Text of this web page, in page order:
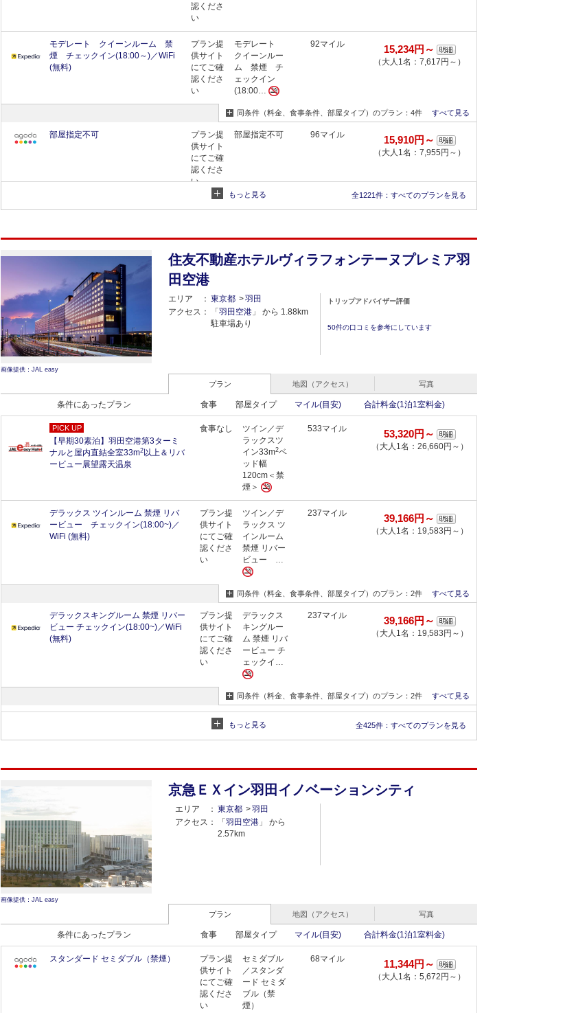
認くださ
い
モデレート クイーンルーム 禁
煙 チェックイン(18:00～)／WiFi
(無料)
プラン提
供サイト
にてご確
認くださ
い
モデレート
クイーンルー
ム 禁煙 チ
ェックイン
(18:00…
92マイル 15,234円～
（大人1名：7,617円～）
同条件（料金、食事条件、部屋タイプ）のプラン：4件 すべて見る
部屋指定不可
プラン提
供サイト
にてご確
認くださ
い
部屋指定不可 96マイル 15,910円～
（大人1名：7,955円～）
もっと見る 全1221件： すべてのプランを見る
住友不動産ホテルヴィラフォンテーヌプレミア羽
田空港
エリア 東京都
羽田
アクセス
「 羽田空港 」 から 1.88km
駐車場あり
トリップアドバイザー評価
50件の口コミを参考にしています
画像提供：JAL easy
プラン 地図（アクセス） 写真
条件にあったプラン 食事 部屋タイプ マイル(目安) 合計料金(1泊1室料金)
PICK UP
【早期30素泊】羽田空港第3ターミ
ナルと屋内直結全室33m2 以上＆リバ
ービュー展望露天温泉
食事なし
ツイン／デ
ラックスツ
イン33m2ベ
ッド幅
120cm＜禁
煙＞
533マイル 53,320円～
（大人1名：26,660円～）
デラックス ツインルーム 禁煙 リバ
ービュー チェックイン(18:00~)／
WiFi (無料)
プラン提
供サイト
にてご確
認くださ
い
ツイン／デ
ラックス ツ
インルーム
禁煙 リバー
ビュー …
237マイル 39,166円～
（大人1名：19,583円～）
同条件（料金、食事条件、部屋タイプ）のプラン：2件 すべて見る
デラックスキングルーム 禁煙 リバー
ビュー チェックイン(18:00~)／WiFi
(無料)
プラン提
供サイト
にてご確
認くださ
い
デラックス
キングルー
ム 禁煙 リバ
ービュー チ
ェックイ…
237マイル 39,166円～
（大人1名：19,583円～）
同条件（料金、食事条件、部屋タイプ）のプラン：2件 すべて見る
WiFi (無料)
プラン提
供サイト
にてご確
ラックス ツ
インルーム
42,930円～
同条件（料金、食事条件、部屋タイプ）のプラン：3件
もっと見る 全425件： すべてのプランを見る
京急ＥＸイン羽田イノベーションシティ
エリア 東京都
羽田
アクセス
「 羽田空港 」 から
2.57km
画像提供：JAL easy
プラン 地図（アクセス） 写真
条件にあったプラン 食事 部屋タイプ マイル(目安) 合計料金(1泊1室料金)
スタンダード セミダブル（禁煙）
プラン提
供サイト
にてご確
認くださ
い
セミダブル
／スタンダ
ード セミダ
ブル（禁
煙）
68マイル 11,344円～
（大人1名：5,672円～）